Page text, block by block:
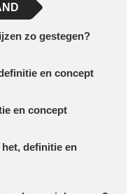
zo gestegen?
en concept
en concept
definitie en